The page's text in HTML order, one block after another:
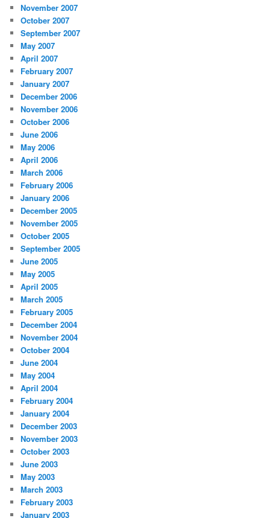
November 2007
October 2007
September 2007
May 2007
April 2007
February 2007
January 2007
December 2006
November 2006
October 2006
June 2006
May 2006
April 2006
March 2006
February 2006
January 2006
December 2005
November 2005
October 2005
September 2005
June 2005
May 2005
April 2005
March 2005
February 2005
December 2004
November 2004
October 2004
June 2004
May 2004
April 2004
February 2004
January 2004
December 2003
November 2003
October 2003
June 2003
May 2003
March 2003
February 2003
January 2003